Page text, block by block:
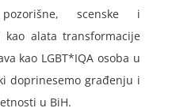
scenske i
alata transformacije
kao LGBT*IQA osoba u
doprinesemo građenju i
u BiH.